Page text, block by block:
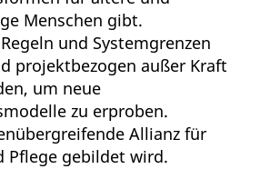
Menschen gibt.
und Systemgrenzen
projektbezogen außer Kraft
um neue
zu erproben.
Allianz für
Pflege gebildet wird.